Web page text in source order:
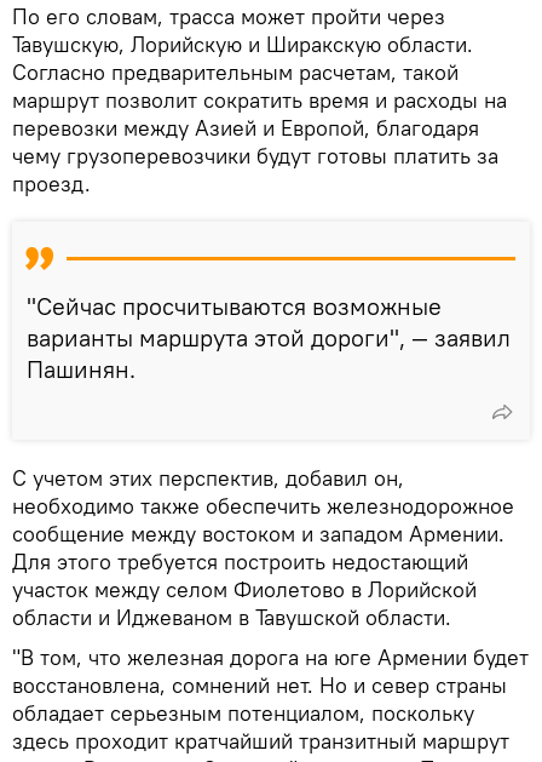
По его словам, трасса может пройти через
Тавушскую, Лорийскую и Ширакскую области.
Согласно предварительным расчетам, такой
маршрут позволит сократить время и расходы на
перевозки между Азией и Европой, благодаря
чему грузоперевозчики будут готовы платить за
проезд.
"Сейчас просчитываются возможные
варианты маршрута этой дороги", — заявил
Пашинян.
С учетом этих перспектив, добавил он,
необходимо также обеспечить железнодорожное
сообщение между востоком и западом Армении.
Для этого требуется построить недостающий
участок между селом Фиолетово в Лорийской
области и Иджеваном в Тавушской области.
"В том, что железная дорога на юге Армении будет
восстановлена, сомнений нет. Но и север страны
обладает серьезным потенциалом, поскольку
здесь проходит кратчайший транзитный маршрут